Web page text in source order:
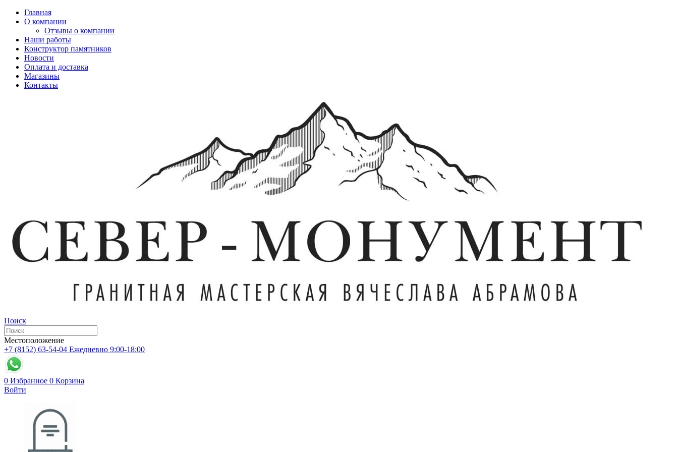
Главная
О компании
Отзывы о компании
Наши работы
Конструктор памятников
Новости
Оплата и доставка
Магазины
Контакты
Поиск
Местоположение
+7 (8152) 63-54-04 Ежедневно 9:00-18:00
0 Избранное 0 Корзина
Войти